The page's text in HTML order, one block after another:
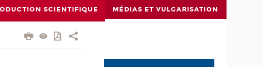
SCIENTIFIQUE MÉDIAS ET VULGARISATION